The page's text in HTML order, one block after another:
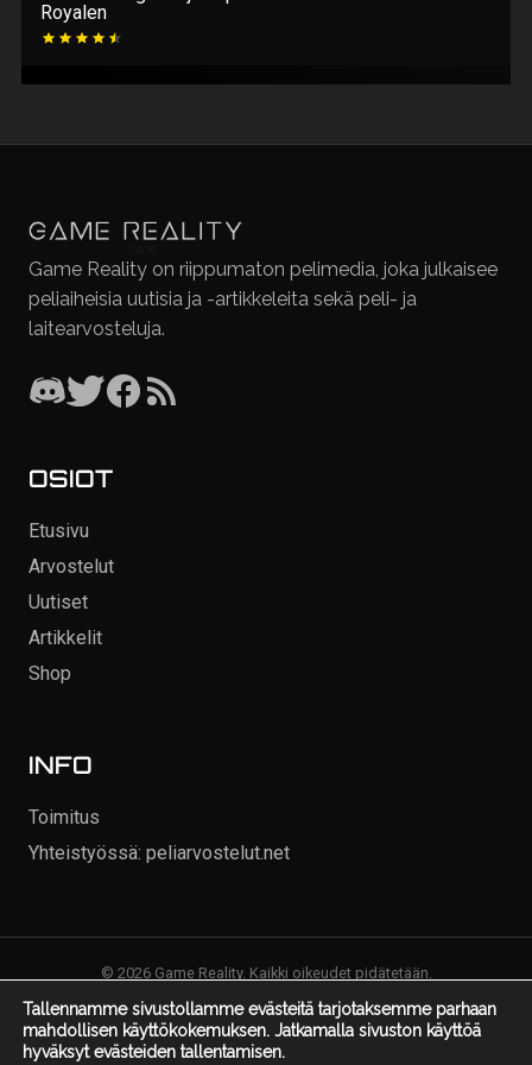
Royalen
Tallennamme sivustollamme evästeitä tarjotaksemme parhaan
mahdollisen käyttökokemuksen. Jatkamalla sivuston käyttöä
hyväksyt evästeiden tallentamisen.
Game Reality on riippumaton pelimedia, joka julkaisee
peliaiheisia uutisia ja -artikkeleita sekä peli- ja
laitearvosteluja.
OSIOT
Etusivu
Arvostelut
Uutiset
Artikkelit
Shop
INFO
Toimitus
Yhteistyössä: peliarvostelut.net
© 2026 Game Reality. Kaikki oikeudet pidätetään.